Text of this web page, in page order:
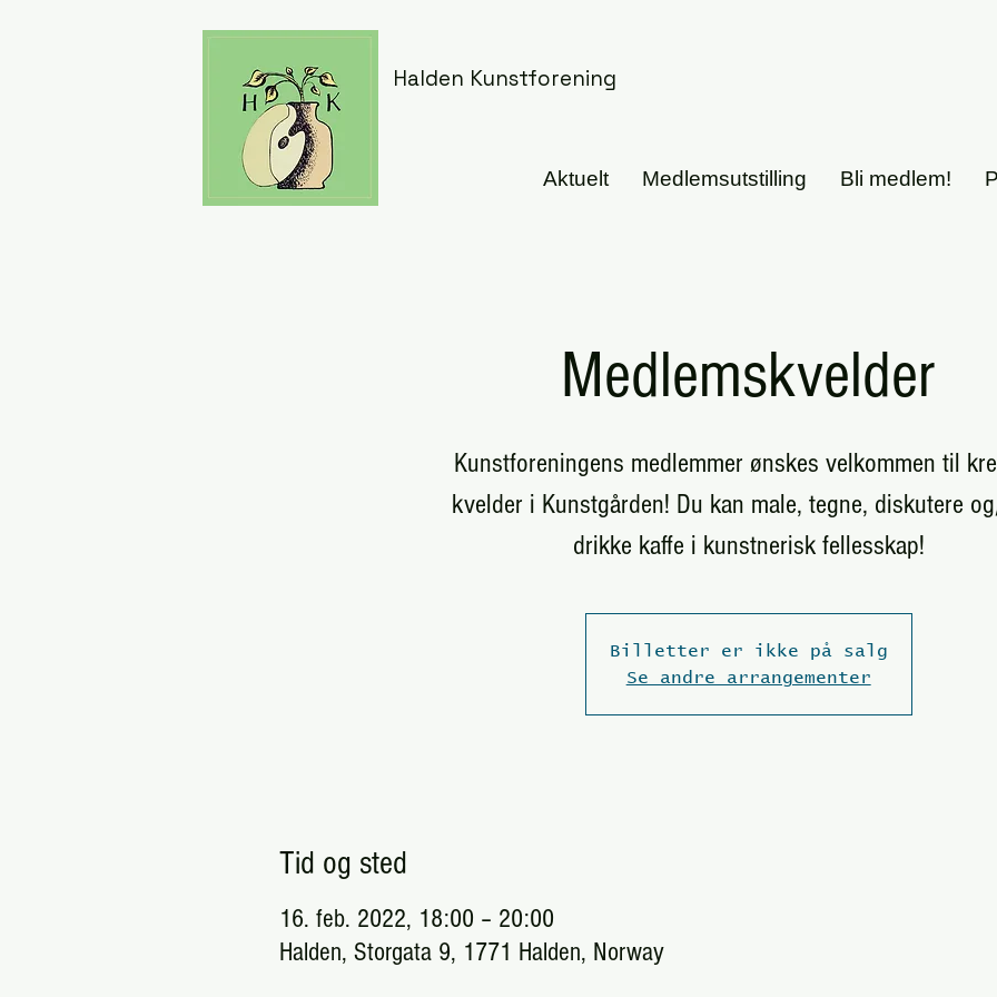
Halden Kunstforening
Aktuelt Medlemsutstilling Bli medlem!
Medlemskvelder
Kunstforeningens medlemmer ønskes velkommen til
kvelder i Kunstgården! Du kan male, tegne, diskutere
drikke kaffe i kunstnerisk fellesskap!
Billetter er ikke på salg
Se andre arrangementer
Tid og sted
16. feb. 2022, 18:00 – 20:00
Halden, Storgata 9, 1771 Halden, Norway